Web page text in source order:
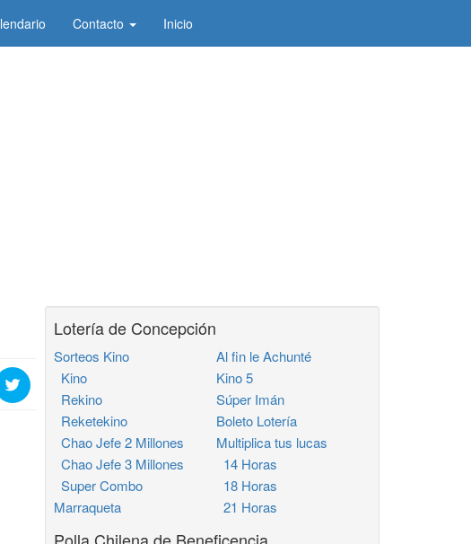
Contacto Inicio
Lotería de Concepción
Sorteos Kino
Kino
Rekino
Reketekino
Chao Jefe 2 Millones
Chao Jefe 3 Millones
Super Combo
Marraqueta
Al fin le Achunté
Kino 5
Súper Imán
Boleto Lotería
Multiplica tus lucas
14 Horas
18 Horas
21 Horas